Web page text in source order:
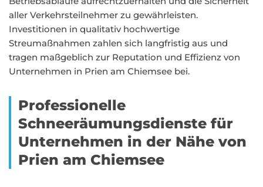
aller Verkehrsteilnehmer zu gewährleisten.
Investitionen in qualitativ hochwertige
Streumaßnahmen zahlen sich langfristig aus und
tragen maßgeblich zur Reputation und Effizienz von
Unternehmen in Prien am Chiemsee bei.
Professionelle
Schneeräumungsdienste für
Unternehmen in der Nähe von
Prien am Chiemsee